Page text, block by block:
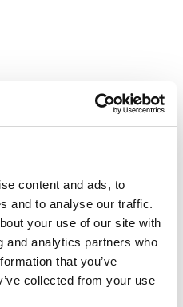
content and ads, to
and to analyse our traffic.
your use of our site with
and analytics partners who
that you’ve
collected from your use